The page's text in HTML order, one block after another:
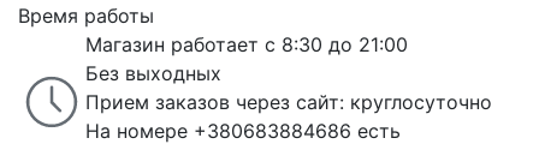
Время работы
Магазин работает с 8:30 до 21:00
Без выходных
Прием заказов через сайт: круглосуточно
На номере +380683884686 есть